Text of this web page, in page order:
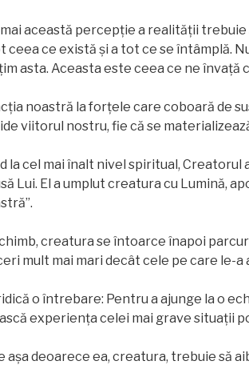
această percepție a realității
ceea ce există și a tot ce se întâmplă.
asta. Aceasta este ceea ce ne învață
noastră la forțele care coboară de
viitorul nostru, fie că se
la cel mai înalt nivel spiritual,
Lui. El a umplut creatura cu Lumină,
creatura se întoarce înapoi
mult mai mari decât cele pe care le-a
o întrebare: Pentru a ajunge la o
experienţa celei mai grave situații
așa deoarece ea, creatura, trebuie să